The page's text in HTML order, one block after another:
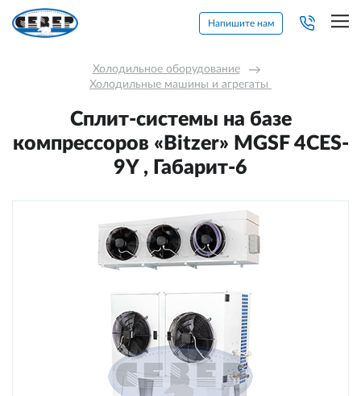
Напишите нам
Холодильное оборудование →
Холодильные машины и агрегаты
Сплит-системы на базе
компрессоров «Bitzer» MGSF 4CES-
9Y , Габарит-6